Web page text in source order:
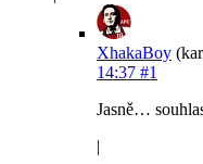
XhakaBoy
14:37 #1
Jasně…
|